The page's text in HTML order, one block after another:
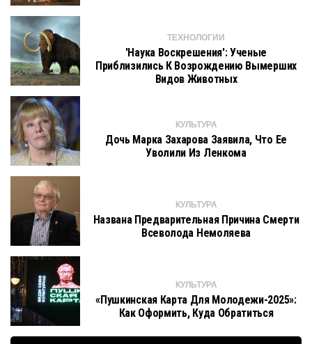
ТЕХНОЛОГИИ
'Наука Воскрешения': Ученые
Приблизились К Возрождению Вымерших
Видов Животных
КУЛЬТУРА
Дочь Марка Захарова Заявила, Что Ее
Уволили Из Ленкома
КУЛЬТУРА
Названа Предварительная Причина Смерти
Всеволода Немоляева
КУЛЬТУРА
«Пушкинская Карта Для Молодежи-2025»:
Как Оформить, Куда Обратиться